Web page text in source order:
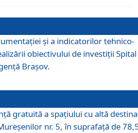
și a indicatorilor tehnico-
obiectivului de investiții Spital
Brașov.
gratuită a spaţiului cu altă
nr. 5, în suprafaţă de